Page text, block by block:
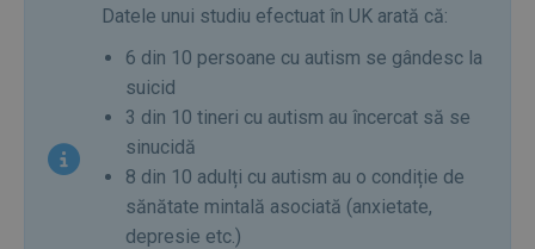
Datele unui studiu efectuat în UK arată că:
6 din 10 persoane cu autism se gândesc la
suicid
3 din 10 tineri cu autism au încercat să se
sinucidă
8 din 10 adulți cu autism au o condiție de
sănătate mintală asociată (anxietate,
depresie etc.)